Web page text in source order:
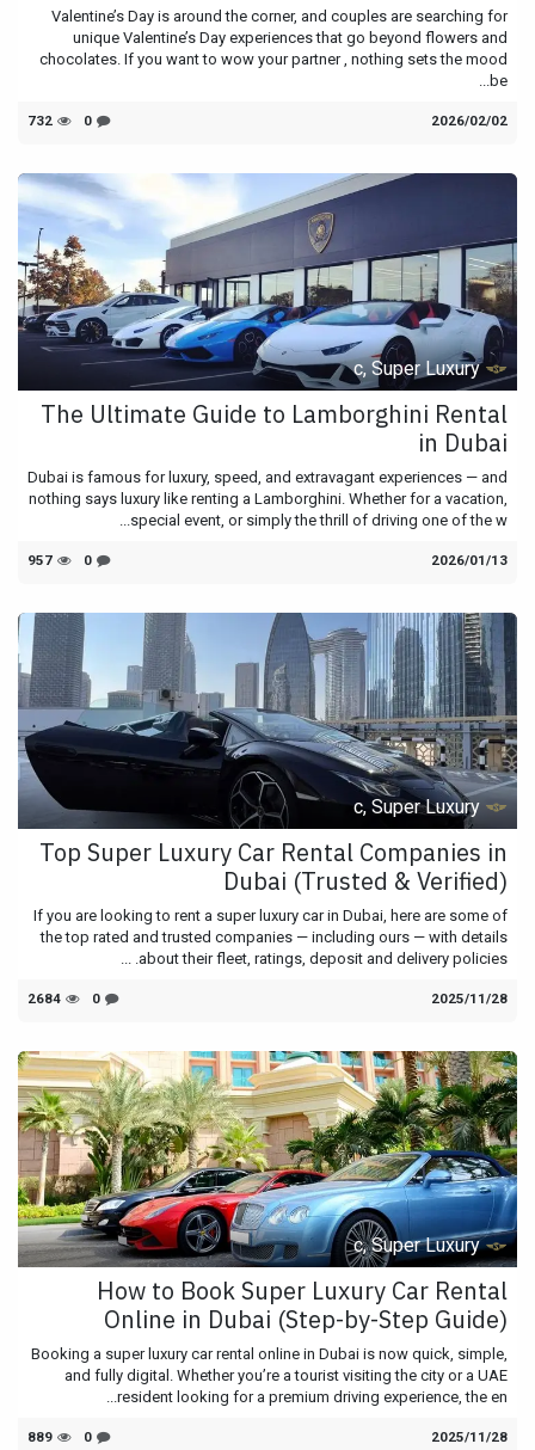
Valentine’s Day is around the corner, and couples are searching for
unique Valentine’s Day experiences that go beyond flowers and
chocolates. If you want to wow your partner , nothing sets the mood
be...
02‏/02‏/2026
0
732
c, Super Luxury
The Ultimate Guide to Lamborghini Rental
in Dubai
Dubai is famous for luxury, speed, and extravagant experiences — and
nothing says luxury like renting a Lamborghini. Whether for a vacation,
special event, or simply the thrill of driving one of the w...
13‏/01‏/2026
0
957
c, Super Luxury
Top Super Luxury Car Rental Companies in
Dubai (Trusted & Verified)
If you are looking to rent a super luxury car in Dubai, here are some of
the top rated and trusted companies — including ours — with details
about their fleet, ratings, deposit and delivery policies. ...
28‏/11‏/2025
0
2684
c, Super Luxury
How to Book Super Luxury Car Rental
Online in Dubai (Step-by-Step Guide)
Booking a super luxury car rental online in Dubai is now quick, simple,
and fully digital. Whether you’re a tourist visiting the city or a UAE
resident looking for a premium driving experience, the en...
28‏/11‏/2025
0
889